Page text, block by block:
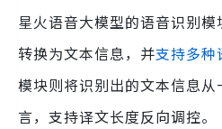
星火语音大模型的语音识别
转换为文本信息，并支持多种
模块则将识别出的文本信息
言，支持译文长度反向调控。